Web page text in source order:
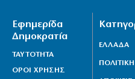
Εφημερίδα
Δημοκρατία
ΤΑΥΤΟΤΗΤΑ
ΟΡΟΙ ΧΡΗΣΗΣ
ΕΛΛΑΔΑ
ΠΟΛΙΤΙΚΗ